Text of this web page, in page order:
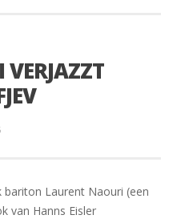
Laurent Naouri (een
van Hanns Eisler